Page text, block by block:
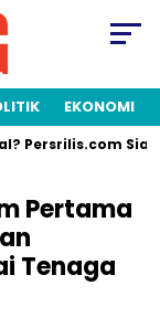
EKONOMI
Siap
Pertama
Tenaga